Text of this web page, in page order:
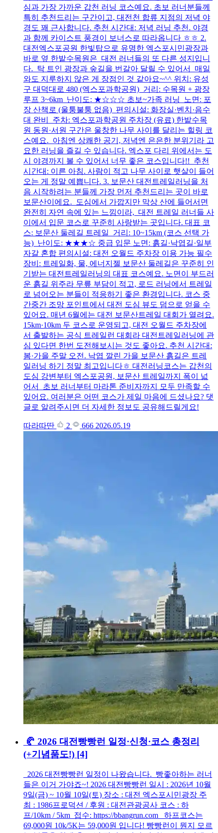
심과 가장 가까운 갑천 러닝 코스예요. 초보 러너분들께
특히 추천드리는 구간이고, 대전천 합류 지점의 저녁 야
경도 꽤 근사합니다. 추천 시간대: 저녁 러닝 추천. 야경
과 함께 카이스트 풍경이 보너스로 따라옵니다 ㅎㅎ 2.
대전엑스포공원 한빛탑으로 유명한 엑스포시민광장과
바로 옆 한밭수목원은 대전 러너들의 또 다른 성지입니
다. 탁 트인 광장과 숲길을 번갈아 달릴 수 있어서 매일
와도 지루하지 않은 게 장점인 것 같아요~^^ 위치: 유성
구 대덕대로 480 (엑스포과학공원) 거리: 수목원 + 광장
루프 3~6km 난이도: ★☆☆☆ 초보~가족 러닝 노면: 포
장 산책로 (울퉁불퉁 없음) 편의시설: 화장실·벤치·음수
대 완비 주차: 엑스포과학공원 주차장 (유료) 한밭수목
원 동원·서원 구간은 울창한 나무 사이를 달리는 힐링 코
스예요. 아침엔 상쾌한 공기, 저녁엔 은은한 분위기라 고
요한 러닝을 즐길 수 있습니다. 엑스포 다리 위에서는 도
시 야경까지 볼 수 있어서 너무 좋은 코스입니다!! 추천
시간대: 이른 아침. 사람이 적고 나무 사이로 햇살이 들어
오는 게 정말 예쁩니다. 3. 보문산 대전트레일러닝을 처
음 시작하려는 분들께 가장 먼저 추천드리는 곳이 바로
보문산이에요. 도심에서 가깝지만 막상 산에 들어서면
완전히 자연 속에 있는 느낌이라, 대전 트레일 러너들 사
이에서 입문 코스로 꾸준히 사랑받는 곳입니다. 대표 코
스: 보문산 둘레길 트레일 거리: 10~15km (코스 선택 가
능) 난이도: ★★★☆ 중급 입문 노면: 흙길·낙엽길·일부
자갈 혼합 편의시설: 대전 오월드 주차장 이용 가능 필수
장비: 트레일화, 물, 에너지젤 보문산 둘레길은 꾸준히 인
기받는 대전트레일러닝의 대표 코스예요. 노면이 부드러
운 흙길 위주라 무릎 부담이 적고, 로드 러닝에서 트레일
로 넘어오는 분들이 적응하기 좋은 환경입니다. 코스 중
간중간 조망 포인트에서 대전 도심 뷰도 덤으로 얻을 수
있어요. 매년 6월에는 대전 보문산트레일 대회가 열려요.
15km·10km 두 코스로 운영되고, 대전 오월드 주차장에
서 출발하는 공식 트레일런 대회라 대전트레일러닝에 관
심 있다면 한번 도전해보시는 것도 좋아요. 추천 시간대:
봄·가을 주말 오전. 낙엽 깔린 가을 보문산 흙길은 트레
일러닝 하기 정말 최고입니다ㅎ 대전러닝코스는 갑천의
도심 강변부터 엑스포공원, 보문산 트레일까지 폭이 넓
어서 초보 러너부터 마라톤 준비자까지 모두 만족할 수
있어요. 여러분은 어떤 코스가 제일 마음에 드셨나요? 댓
글로 알려주시면 더 자세한 정보도 공유해드릴게요!
따라따딴 2 666 2026.05.19
🥐 2026 대전빵빵런 일정·신청·코스 총정리
(+기념품도!) [4]
2026 대전빵빵런 일정이 나왔습니다. 빵좋아하는 러너
들은 이거 가야죠~! 2026 대전빵빵런 일시 : 2026년 10월
9일(금) ~ 10월 10일(토) 장소 : 대전 엑스포시민광장 주
최 : 1986프로덕션 / 후원 : 대전관광공사 코스 : 하
프/10km / 5km 접수: https://bbangrun.com 하프코스는
69,000원 10k/5K는 59,000원 입니다! 빵빵런이 뭔지 모르